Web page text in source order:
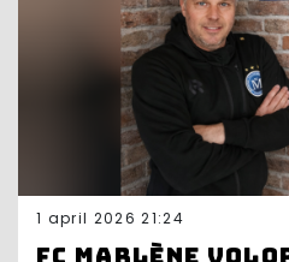
1 april 2026 21:24